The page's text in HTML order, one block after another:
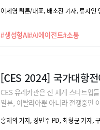
#생성형AI#AI에이전트#소통
고객은 어떻게 관계를 맺게 될까요?
이세영 뤼튼/대표, 배소진 기자, 류지인
[CES 2024] 국가대항
CES 유레카관은 전 세계 스타트업
일본, 이탈리아뿐 아니라 전쟁중인
합니다. 망망대해에서 선박 위치를
홍재의 기자, 장민주 PD, 최형균 기자,